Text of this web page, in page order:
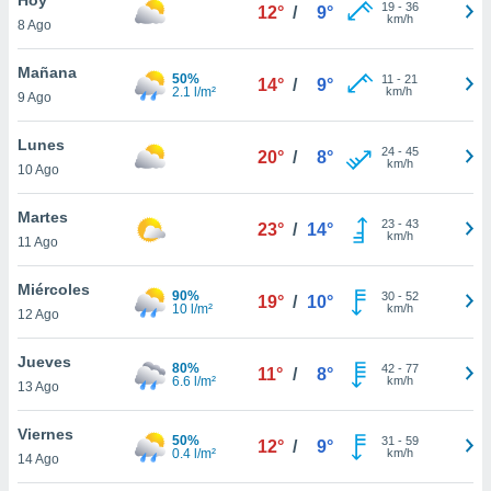
en
más
nuestra
de
cookies
aceptar
8 Ago
12° / 9° 19- 36
km/h
Mañana
9 Ago
50%
2.1 l/m²
14° / 9° 11 - 21
km/h
Lunes
10 Ago
20° / 8° 24- 45
km/h
Martes
11 Ago
23° / 14° 23- 43
km/h
Miércoles
12 Ago
90%
10 l/m²
19° / 10° 30- 52
km/h
Jueves
13 Ago
80%
6.6 l/m²
11° / 8° 42- 77
km/h
Viernes
14 Ago
50%
0.4 l/m²
12° / 9° 31 - 59
km/h